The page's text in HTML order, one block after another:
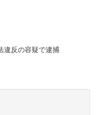
違反の容疑で逮捕